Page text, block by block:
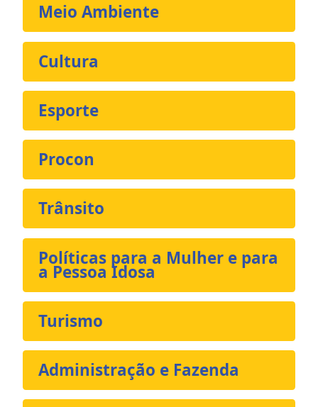
Meio Ambiente
Cultura
Esporte
Procon
Trânsito
Políticas para a Mulher e para
a Pessoa Idosa
Turismo
Administração e Fazenda